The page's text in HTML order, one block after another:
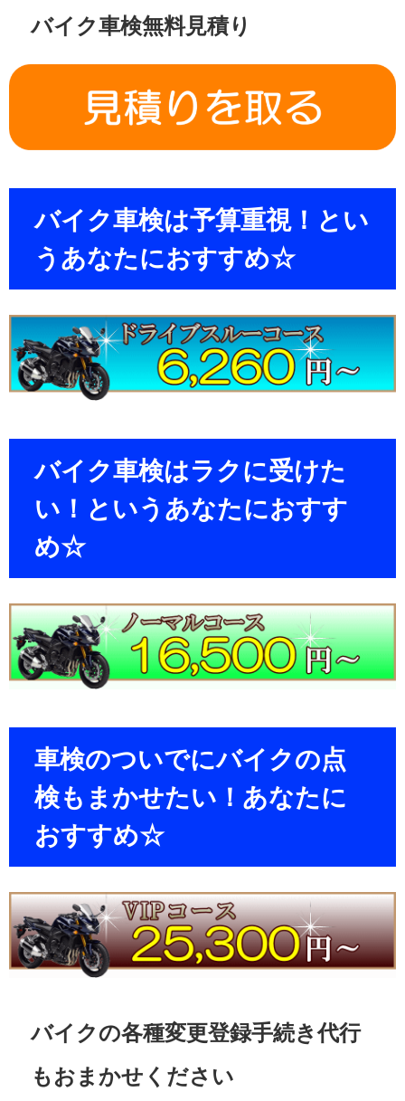
バイク車検無料見積り
バイク車検は予算重視！とい
うあなたにおすすめ☆
バイク車検はラクに受けた
い！というあなたにおすす
め☆
車検のついでにバイクの点
検もまかせたい！あなたに
おすすめ☆
バイクの各種変更登録手続き代行
もおまかせください